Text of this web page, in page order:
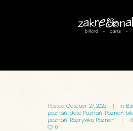
Posted October 27, 2025 in
poznań date Poznań Poznań
poznań
Rozrywka Poznań
0